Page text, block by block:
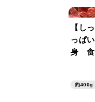
【し
っぱ
身 食
約400g